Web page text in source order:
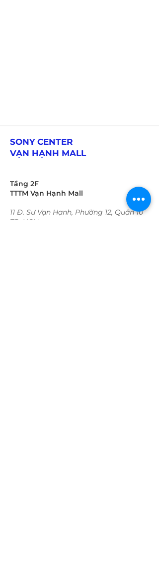
SONY CENTER
VẠN HẠNH MALL
Tầng 2F
TTTM Vạn Hạnh Mall
11 Đ. Sư Vạn Hạnh, Phường 12, Quận 10
TP. HCM